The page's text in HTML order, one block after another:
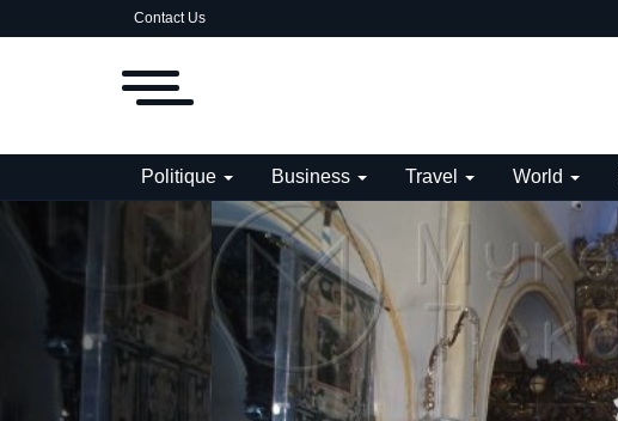
Contact Us
Politique Business Travel World